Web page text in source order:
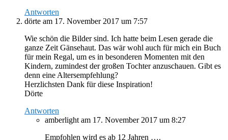
Antworten
dörte am 17. November 2017 um 7:57
Wie schön die Bilder sind. Ich hatte beim Lesen gerade die
ganze Zeit Gänsehaut. Das wär wohl auch für mich ein Buch
für mein Regal, um es in besonderen Momenten mit den
Kindern, zumindest der großen Tochter anzuschauen. Gibt es
denn eine Altersempfehlung?
Herzlichsten Dank für diese Inspiration!
Dörte
Antworten
amberlight am 17. November 2017 um 8:27
Empfohlen wird es ab 12 Jahren ….